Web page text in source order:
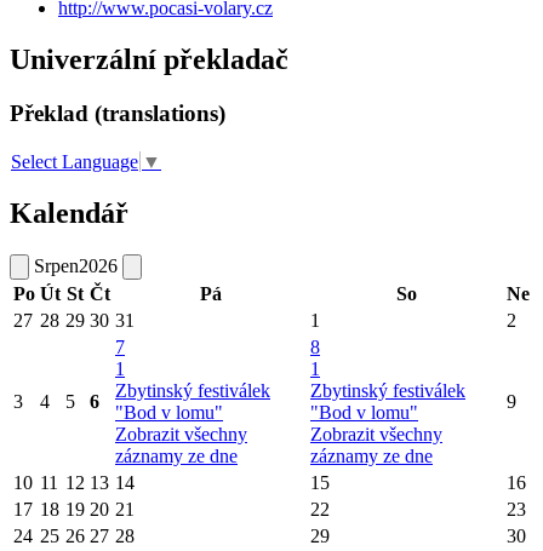
http://www.pocasi-volary.cz
Univerzální překladač
Překlad (translations)
Select Language ▼
Kalendář
Srpen2026
Po Út St Čt Pá So
Ne
27 28 29 30 31 1 2
3 4 5 6
7
1
Zbytinský festiválek
"Bod v lomu"
Zobrazit všechny
záznamy ze dne
8
1
Zbytinský festiválek
"Bod v lomu"
Zobrazit všechny
záznamy ze dne
9
10 11 12 13 14 15
16
17 18 19 20 21 22
23
24 25 26 27 28 29 30